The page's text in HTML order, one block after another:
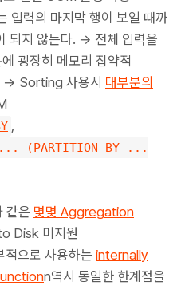
력의 마지막 행이 보일 때까
되지 않는다. → 전체 입력을
굉장히 메모리 집약적
→ Sorting 사용시 대부분의
,
... (PARTITION BY ...
같은 몇몇 Aggregation
Disk 미지원
으로 사용하는 internally
n역시 동일한 한계점을